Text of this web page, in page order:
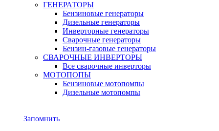
ГЕНЕРАТОРЫ
Бензиновые генераторы
Дизельные генераторы
Инверторные генераторы
Сварочные генераторы
Бензин-газовые генераторы
СВАРОЧНЫЕ ИНВЕРТОРЫ
Все сварочные инверторы
МОТОПОПЫ
Бензиновые мотопомпы
Дизельные мотопомпы
Запомнить